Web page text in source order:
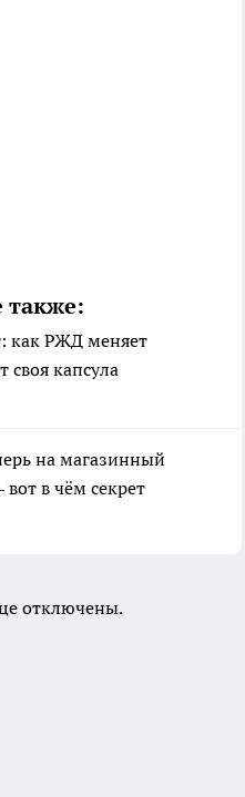
также:
как РЖД меняет
своя капсула
на магазинный
в чём секрет
отключены.